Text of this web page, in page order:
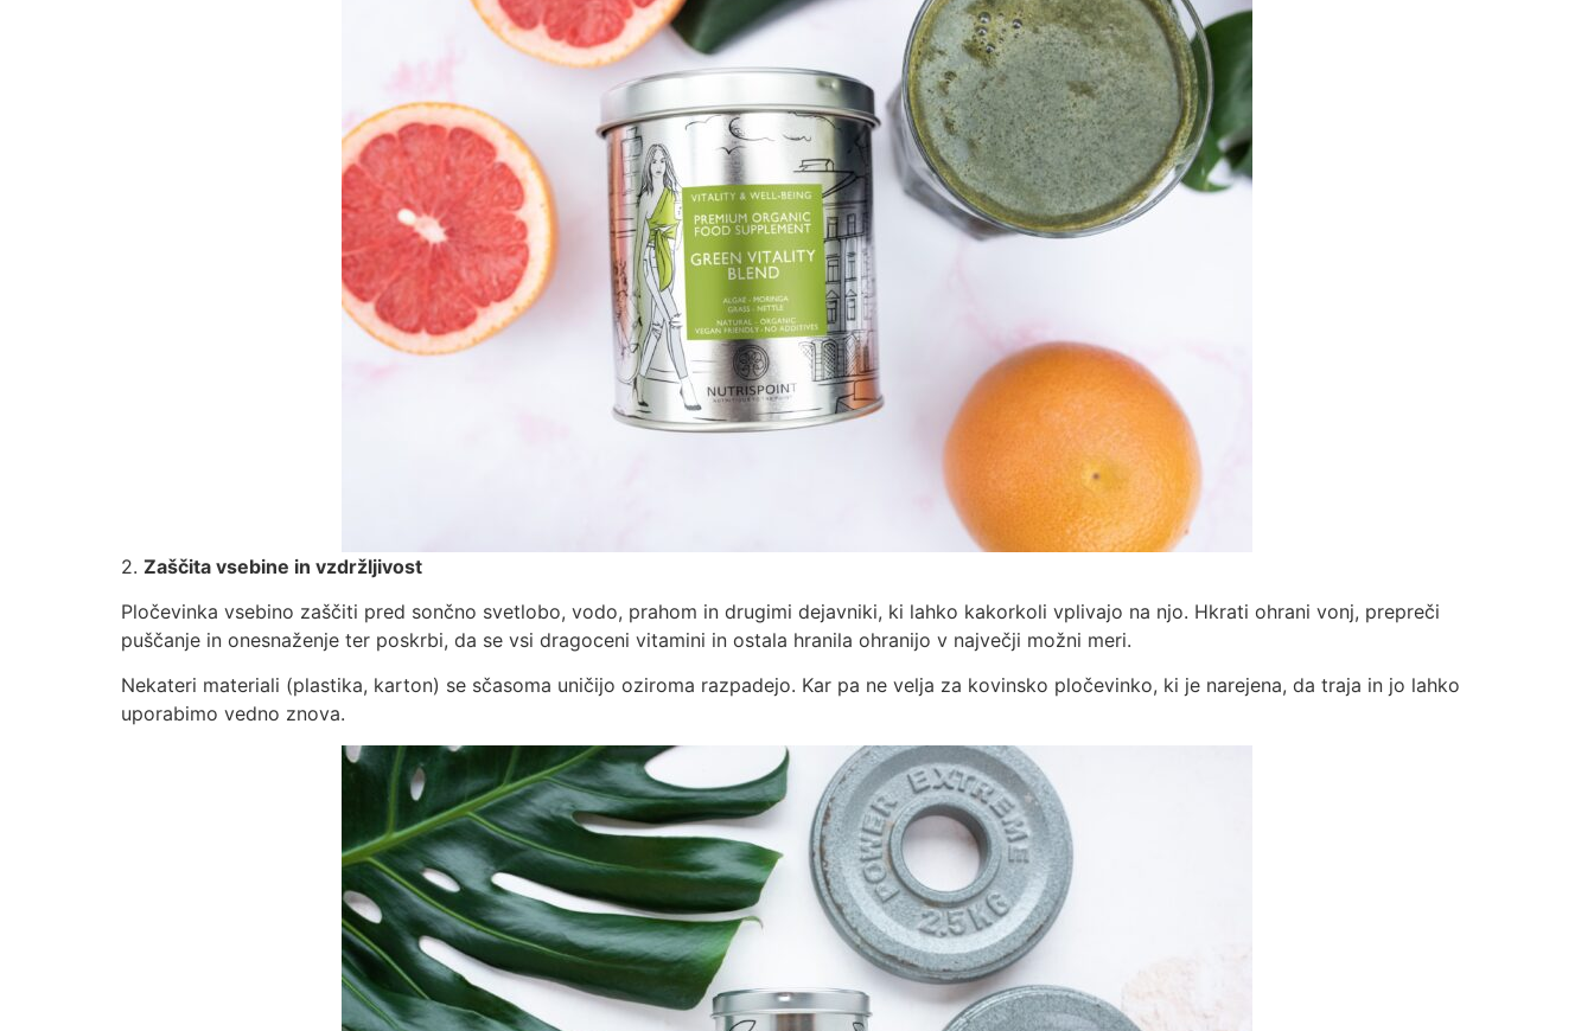
2. Zaščita vsebine in vzdržljivost
Pločevinka vsebino zaščiti pred sončno svetlobo, vodo, prahom in drugimi dejavniki, ki lahko kakorkoli vplivajo na njo. Hkrati ohrani vonj, prepreči
puščanje in onesnaženje ter poskrbi, da se vsi dragoceni vitamini in ostala hranila ohranijo v največji možni meri.
Nekateri materiali (plastika, karton) se sčasoma uničijo oziroma razpadejo. Kar pa ne velja za kovinsko pločevinko, ki je narejena, da traja in jo lahko
uporabimo vedno znova.